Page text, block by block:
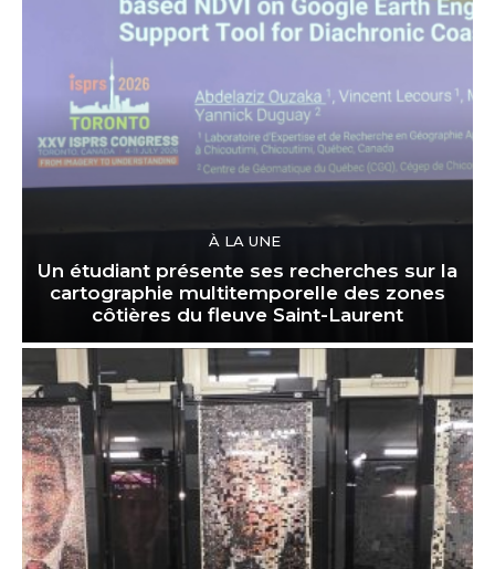
À LA UNE
Un étudiant présente ses recherches sur la
cartographie multitemporelle des zones
côtières du fleuve Saint-Laurent